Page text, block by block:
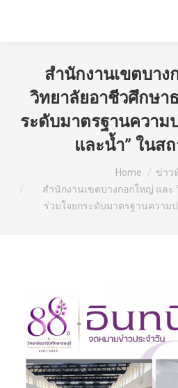
สำนักงานเขตบา
วิทยาลัยอาชีวศึกษา
ระดับมาตรฐานความ
และน้ำ” ในส
Home
ข่าว
สำนักงานเขตบางกอกใหญ่ แล
ร่วมใจยกระดับมาตรฐานความป